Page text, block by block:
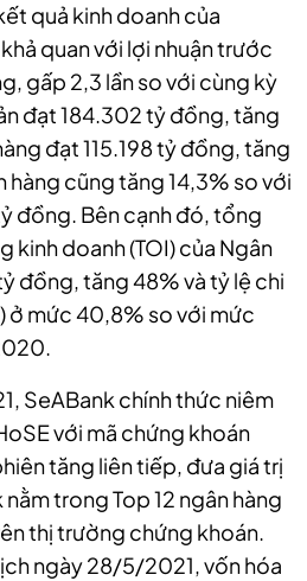
quả kinh doanh của
quan với lợi nhuận trước
gấp 2,3 lần so với cùng kỳ
đạt 184.302 tỷ đồng, tăng
đạt 115.198 tỷ đồng, tăng
hàng cũng tăng 14,3% so với
đồng. Bên cạnh đó, tổng
kinh doanh (TOI) của Ngân
đồng, tăng 48% và tỷ lệ chi
ở mức 40,8% so với mức
SeABank chính thức niêm
với mã chứng khoán
tăng liên tiếp, đưa giá trị
trong Top 12 ngân hàng
thị trường chứng khoán.
ngày 28/5/2021, vốn hóa